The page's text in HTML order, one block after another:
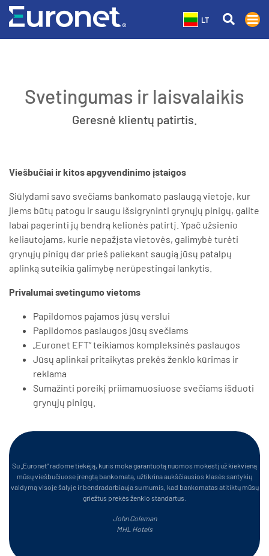
LT
Svetingumas ir laisvalaikis
Geresnė klientų patirtis.
Viešbučiai ir kitos apgyvendinimo įstaigos
Siūlydami savo svečiams bankomato paslaugą vietoje, kur
jiems būtų patogu ir saugu išsigryninti grynųjų pinigų, galite
labai pagerinti jų bendrą kelionės patirtį. Ypač užsienio
keliautojams, kurie nepažįsta vietovės, galimybė turėti
grynųjų pinigų dar prieš paliekant saugią jūsų patalpų
aplinką suteikia galimybę nerūpestingai lankytis.
Privalumai svetingumo vietoms
Papildomos pajamos jūsų verslui
Papildomos paslaugos jūsų svečiams
„Euronet EFT” teikiamos kompleksinės paslaugos
Jūsų aplinkai pritaikytas prekės ženklo kūrimas ir
reklama
Sumažinti poreikį priimamuosiuose svečiams išduoti
grynųjų pinigų.
Su „Euronet” radome tiekėją, kuris moka garantuotą nuomos mokestį už kiekvieną
mūsų viešbučiuose įrengtą bankomatą, užtikrina aukščiausios klasės santykių
valdymą visoje šalyje ir bendradarbiauja su mumis, kad bankomatas atitiktų mūsų
griežtus prekės ženklo standartus.
John Coleman
MHL Hotels